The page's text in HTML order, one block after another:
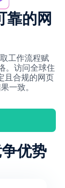
靠的网
工作流程赋
。访问全球住
且合规的网页
一致。
优势